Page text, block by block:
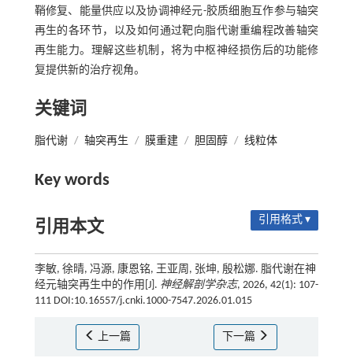
鞘修复、能量供应以及协调神经元-胶质细胞互作参与轴突
再生的各环节，以及如何通过靶向脂代谢重编程改善轴突
再生能力。理解这些机制，将为中枢神经损伤后的功能修
复提供新的治疗视角。
关键词
脂代谢 / 轴突再生 / 膜重建 / 胆固醇 / 线粒体
Key words
引用本文 引用格式 ▾
李敏, 徐晴, 冯源, 康恩铭, 王亚周, 张坤, 殷松娜. 脂代谢在神
经元轴突再生中的作用[J]. 神经解剖学杂志, 2026, 42(1): 107-
111 DOI:10.16557/j.cnki.1000-7547.2026.01.015
上一篇 下一篇